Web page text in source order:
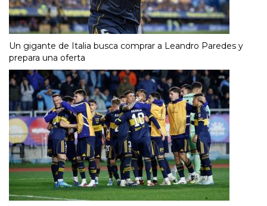
Un gigante de Italia busca comprar a Leandro Paredes y
prepara una oferta